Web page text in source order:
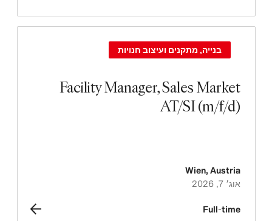
Facility Manager, Sales Market
AT/SI (m/f/d)
בנייה, מתקנים ועיצוב חנויות
Wien, Austria
אוג׳ 7, 2026
Full-time